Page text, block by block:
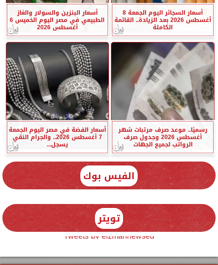
أسعار السجائر اليوم الجمعة 8
أغسطس 2026 بعد الزيادة.. القائمة
الكاملة
أسعار البنزين والسولار والغاز
الطبيعي في مصر اليوم الخميس 6
أغسطس 2026
رسميًا.. موعد صرف مرتبات شهر
أغسطس 2026 وجدول صرف
الرواتب لجميع الجهات
أسعار الفضة في مصر اليوم الجمعة
7 أغسطس 2026.. والجرام النقي
يسجل...
الفيس بوك
تويتر
Tweets by elzmannewseg